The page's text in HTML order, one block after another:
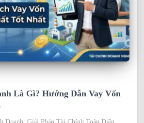
Là Gì? Hướng Dẫn Vay Vốn